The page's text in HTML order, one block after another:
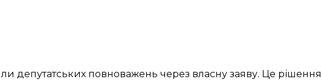
депутатських повноважень через власну заяву. Це рішення